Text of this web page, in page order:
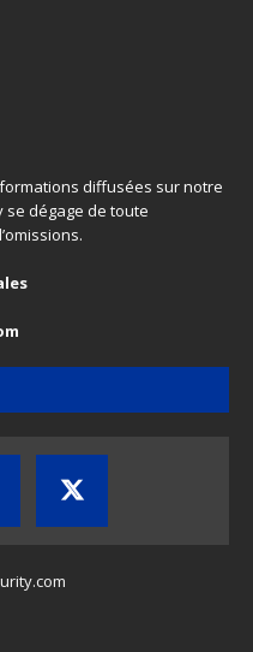
diffusées sur notre
se dégage de toute